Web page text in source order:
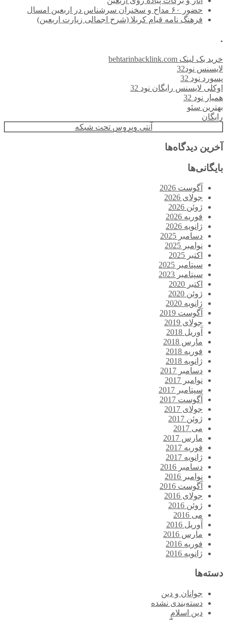
حضور ۶۰ مداح و سخنران سرشناس در اربعین امسال
فرهنگ نامه قیام کربلا (شرح اجمالی زیارت اربعین)
.
خرید بک لینک behtarinbacklink.com
لایسنس نود32
پسورد نود 32
اوکلی لایسنس رایگان نود 32
همیار نود 32
بهترین سئو
رایگان
آنتی ویروس تحت شبکه
آخرین دیدگاه‌ها
بایگانی‌ها
آگوست 2026
جولای 2026
ژوئن 2026
فوریه 2026
ژانویه 2026
دسامبر 2025
نوامبر 2025
اکتبر 2025
سپتامبر 2025
سپتامبر 2023
اکتبر 2020
ژوئن 2020
ژانویه 2020
آگوست 2019
جولای 2019
آوریل 2018
مارس 2018
فوریه 2018
ژانویه 2018
دسامبر 2017
نوامبر 2017
سپتامبر 2017
آگوست 2017
جولای 2017
ژوئن 2017
می 2017
مارس 2017
فوریه 2017
ژانویه 2017
دسامبر 2016
نوامبر 2016
آگوست 2016
جولای 2016
ژوئن 2016
می 2016
آوریل 2016
مارس 2016
فوریه 2016
ژانویه 2016
دسته‌ها
جوانان و دین
دسته‌بندی نشده
دین اسلام